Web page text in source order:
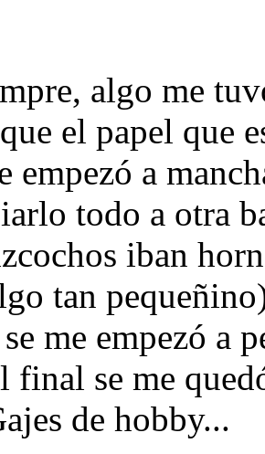
algo me
el papel que
empezó a
todo a otra
iban
tan
me empezó a
final se me
de hobby...